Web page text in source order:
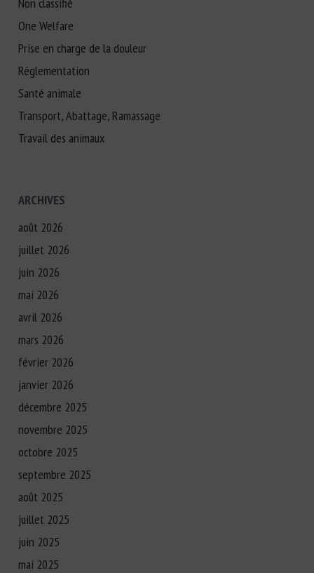
One Welfare
Prise en charge de la douleur
Réglementation
Santé animale
Transport, Abattage, Ramassage
Travail des animaux
ARCHIVES
août 2026
juillet 2026
juin 2026
mai 2026
avril 2026
mars 2026
février 2026
janvier 2026
décembre 2025
novembre 2025
octobre 2025
septembre 2025
août 2025
juillet 2025
juin 2025
mai 2025